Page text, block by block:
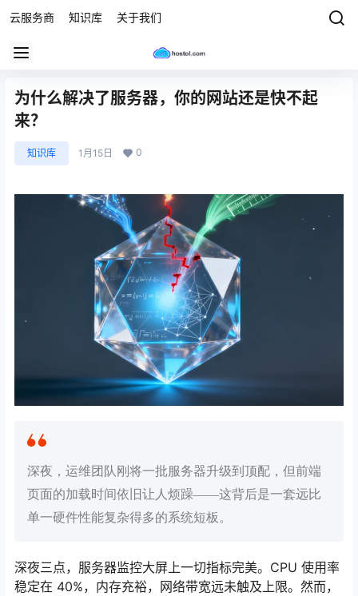
云服务商 知识库 关于我们
为什么解决了服务器，你的网站还是快不起
来？
知识库 1月15日 0
深夜，运维团队刚将一批服务器升级到顶配，但前端
页面的加载时间依旧让人烦躁——这背后是一套远比
单一硬件性能复杂得多的系统短板。
深夜三点，服务器监控大屏上一切指标完美。CPU 使用率
稳定在 40%，内存充裕，网络带宽远未触及上限。然而，